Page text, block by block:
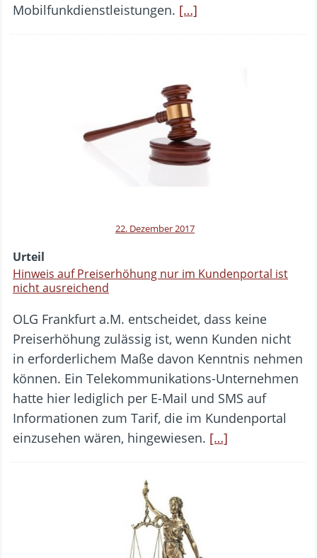
Mobilfunkdienstleistungen. […]
22. Dezember 2017
Urteil
Hinweis auf Preiserhöhung nur im Kundenportal ist
nicht ausreichend
OLG Frankfurt a.M. entscheidet, dass keine
Preiserhöhung zulässig ist, wenn Kunden nicht
in erforderlichem Maße davon Kenntnis nehmen
können. Ein Telekommunikations-Unternehmen
hatte hier lediglich per E-Mail und SMS auf
Informationen zum Tarif, die im Kundenportal
einzusehen wären, hingewiesen. […]